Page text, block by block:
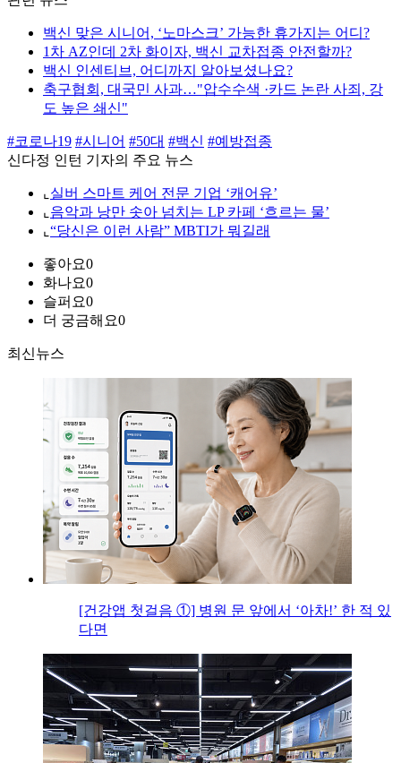
백신 맞은 시니어, ‘노마스크’ 가능한 휴가지는 어디?
1차 AZ인데 2차 화이자, 백신 교차접종 안전할까?
백신 인센티브, 어디까지 알아보셨나요?
축구협회, 대국민 사과…"압수수색 ·카드 논란 사죄, 강
도 높은 쇄신"
#코로나19 #시니어 #50대 #백신 #예방접종
신다정 인턴 기자의 주요 뉴스
⌞ 실버 스마트 케어 전문 기업 ‘캐어유’
⌞ 음악과 낭만 솟아 넘치는 LP 카페 ‘흐르는 물’
⌞ “당신은 이런 사람” MBTI가 뭐길래
좋아요0
화나요0
슬퍼요0
더 궁금해요0
최신뉴스
[건강앱 첫걸음 ①] 병원 문 앞에서 ‘아차!’ 한 적 있
다면